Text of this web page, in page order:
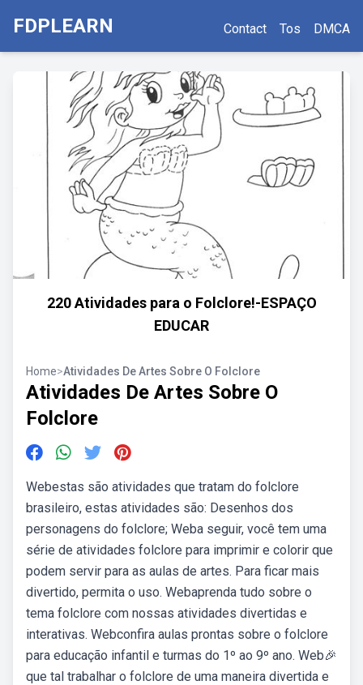
FDPLEARN Contact Tos DMCA
220 Atividades para o Folclore!-ESPAÇO
EDUCAR
Home>Atividades De Artes Sobre O Folclore
Atividades De Artes Sobre O
Folclore
Webestas são atividades que tratam do folclore
brasileiro, estas atividades são: Desenhos dos
personagens do folclore; Weba seguir, você tem uma
série de atividades folclore para imprimir e colorir que
podem servir para as aulas de artes. Para ficar mais
divertido, permita o uso. Webaprenda tudo sobre o
tema folclore com nossas atividades divertidas e
interativas. Webconfira aulas prontas sobre o folclore
para educação infantil e turmas do 1º ao 9º ano. Web🎉
que tal trabalhar o folclore de uma maneira divertida e